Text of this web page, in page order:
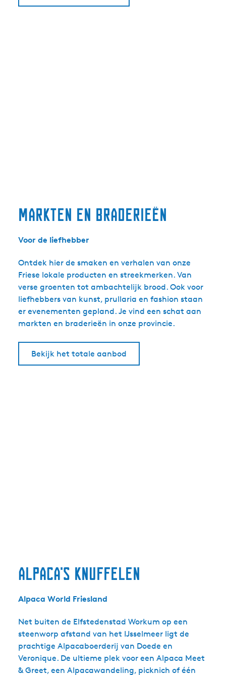
Markten en braderieën
Voor de liefhebber
Ontdek hier de smaken en verhalen van onze
Friese lokale producten en streekmerken. Van
verse groenten tot ambachtelijk brood. Ook voor
liefhebbers van kunst, prullaria en fashion staan
er evenementen gepland. Je vind een schat aan
markten en braderieën in onze provincie.
Bekijk het totale aanbod
Alpaca's knuffelen
Alpaca World Friesland
Net buiten de Elfstedenstad Workum op een
steenworp afstand van het IJsselmeer ligt de
prachtige Alpacaboerderij van Doede en
Veronique. De ultieme plek voor een Alpaca Meet
& Greet, een Alpacawandeling, picknich of één